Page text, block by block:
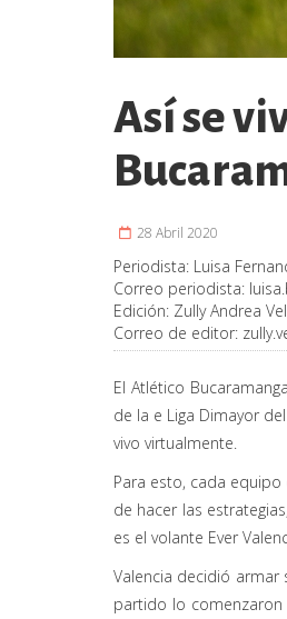
Así se
28 Abril 2020
Periodista: Luisa
Correo periodista:
Edición: Zully Andrea
Correo de editor:
El Atlético
de la e Liga Dimayor
vivo virtualmente.
Para esto, cada
de hacer las
es el volante Ever
Valencia decidió
partido lo comenzaron